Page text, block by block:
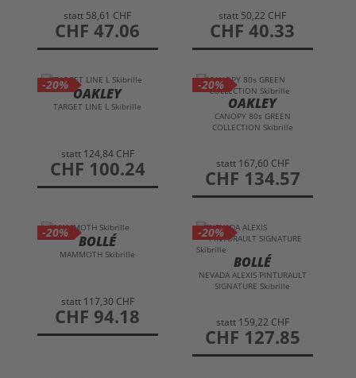
statt 58,61 CHF
preis
CHF 47.06
statt 50,22 CHF
preis
CHF 40.33
-20%
OAKLEY
TARGET LINE L Skibrille
statt 124,84 CHF
preis
CHF 100.24
-20%
OAKLEY
CANOPY 80s GREEN
COLLECTION Skibrille
statt 167,60 CHF
preis
CHF 134.57
-20%
BOLLÉ
MAMMOTH Skibrille
statt 117,30 CHF
preis
CHF 94.18
-20%
BOLLÉ
NEVADA ALEXIS PINTURAULT
SIGNATURE Skibrille
statt 159,22 CHF
preis
CHF 127.85